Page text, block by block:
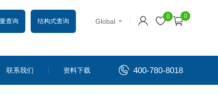
查询 结构式查询 Global
0 0
联系我们 资料下载 400-780-8018